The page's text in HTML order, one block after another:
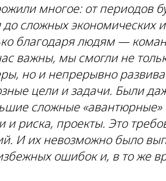
многое: от периодов
до сложных экономических
благодаря людям —
важны, мы смогли не
но и непрерывно
цели и задачи. Были
сложные
и риска, проекты. Это
И их невозможно было
ошибок и, в то же